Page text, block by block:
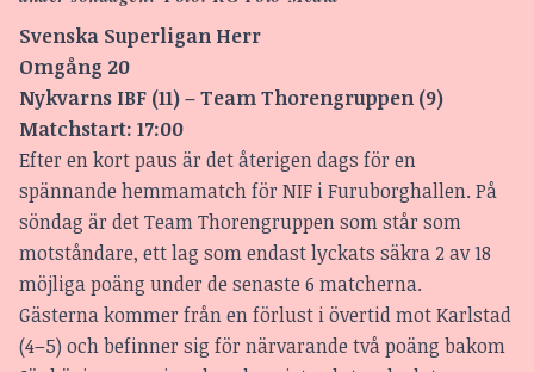
Svenska Superligan Herr
Omgång 20
Nykvarns IBF (11) – Team Thorengruppen (9)
Matchstart: 17:00
Efter en kort paus är det återigen dags för en
spännande hemmamatch för NIF i Furuborghallen. På
söndag är det Team Thorengruppen som står som
motståndare, ett lag som endast lyckats säkra 2 av 18
möjliga poäng under de senaste 6 matcherna.
Gästerna kommer från en förlust i övertid mot Karlstad
(4–5) och befinner sig för närvarande två poäng bakom